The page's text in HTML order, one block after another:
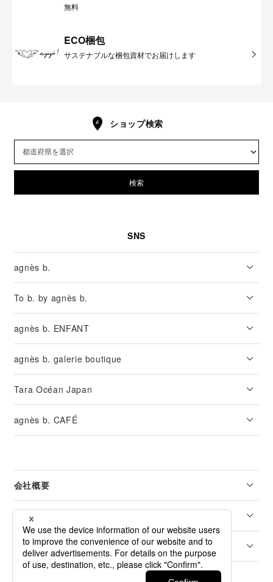
無料
ECO梱包
サステナブルな梱包資材でお届けします
ショップ検索
検索
SNS
agnès b.
To b. by agnès b.
agnès b. ENFANT
agnès b. galerie boutique
Tara Océan Japan
agnès b. CAFÉ
会社概要
リーガル
カスタマーサービス